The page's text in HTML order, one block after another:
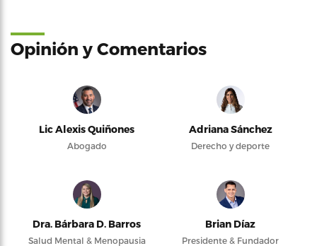
Opinión y Comentarios
Lic Alexis Quiñones
Abogado
Adriana Sánchez
Derecho y deporte
Dra. Bárbara D. Barros
Salud Mental & Menopausia
Brian Díaz
Presidente & Fundador